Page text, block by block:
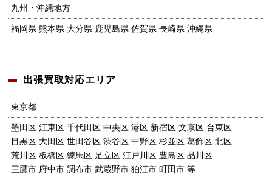
九州・沖縄地方
福岡県 熊本県 大分県 鹿児島県 佐賀県 長崎県 沖縄県
出張買取対応エリア
東京都
墨田区 江東区 千代田区 中央区 港区 新宿区 文京区 台東区
目黒区 大田区 世田谷区 渋谷区 中野区 杉並区 葛飾区 北区
荒川区 板橋区 練馬区 足立区 江戸川区 豊島区品川区
三鷹市 府中市 調布市 武蔵野市 狛江市 町田市 等